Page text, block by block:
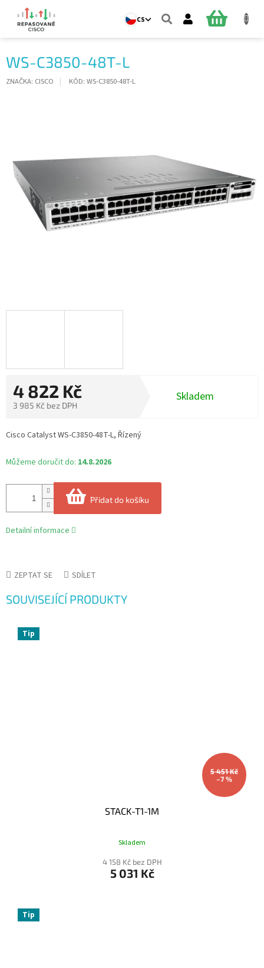
obsah
CS
NÁKUPNÍ
WS-C3850-48T-L
ZNAČKA: CISCO KÓD: WS-C3850-48T-L
4 822 Kč
3 985 Kč bez DPH
cena:
Skladem
Můžeme doručit do: 14.8.2026
Přidat do košíku
Cisco Catalyst WS-C3850-48T-L, Řízený
Detailní informace
ZEPTAT SE SDÍLET
SOUVISEJÍCÍ PRODUKTY
Tip
5 451 Kč
–7 %
STACK-T1-1M
Skladem
4 158 Kč bez DPH
5 031 Kč
Tip